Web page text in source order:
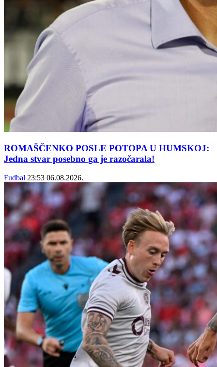
ROMAŠČENKO POSLE POTOPA U HUMSKOJ:
Jedna stvar posebno ga je razočarala!
Fudbal 23:53 06.08.2026.